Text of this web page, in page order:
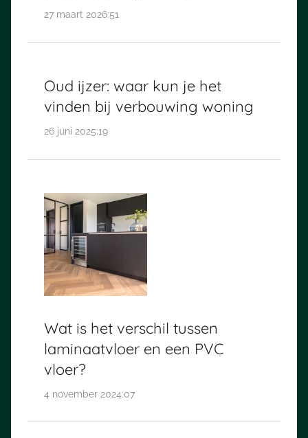
27 maart 2026:51
Oud ijzer: waar kun je het
vinden bij verbouwing woning
26 juni 2025:19
Wat is het verschil tussen
laminaatvloer en een PVC
vloer?
4 november 2024:07